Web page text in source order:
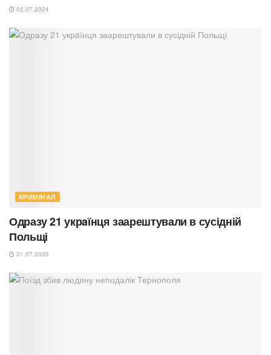
02.07.2024
КРИМІНАЛ
Одразу 21 укрaїнця заарештували в сусідній
Польщі
31.07.2023